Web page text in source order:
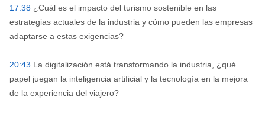
17:38 ¿Cuál es el impacto del turismo sostenible en las
estrategias actuales de la industria y cómo pueden las empresas
adaptarse a estas exigencias?
20:43 La digitalización está transformando la industria, ¿qué
papel juegan la inteligencia artificial y la tecnología en la mejora
de la experiencia del viajero?